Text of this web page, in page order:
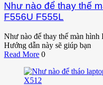
Như nào để thay thế
F556U F555L
Như nào để thay thế màn
Hướng dẫn này sẽ giúp bạn
Read More 0